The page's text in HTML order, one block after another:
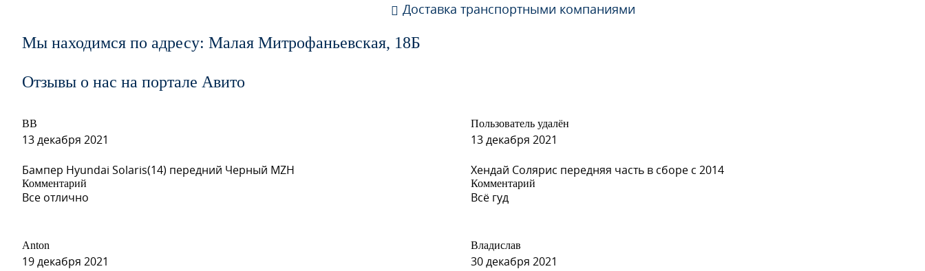
Доставка транспортными компаниями
Мы находимся по адресу: Малая Митрофаньевская, 18Б
Отзывы о нас на портале Авито
ВВ
13 декабря 2021
Бампер Hyundai Solaris(14) передний Черный MZH
Комментарий
Все отлично
Пользователь удалён
13 декабря 2021
Хендай Солярис передняя часть в сборе с 2014
Комментарий
Всё гуд
Anton
19 декабря 2021
Владислав
30 декабря 2021